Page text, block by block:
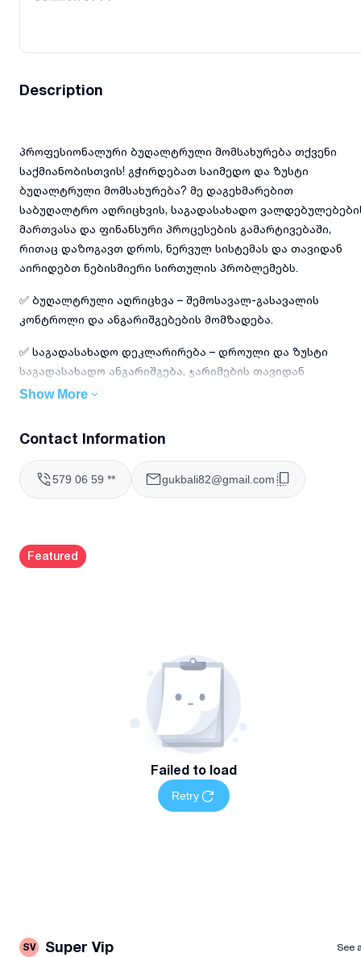
Description
პროფესიონალური ბუღალტრული მომსახურება თქვენი
საქმიანობისთვის! გჭირდებათ საიმედო და ზუსტი
ბუღალტრული მომსახურება? მე დაგეხმარებით
საბუღალტრო აღრიცხვის, საგადასახადო
მართვასა და ფინანსური პროცესების გამარტივებაში,
რითაც დაზოგავთ დროს, ნერვულ სისტემას და თავიდან
აირიდებთ ნებისმიერი სირთულის პრობლემებს.
✅ ბუღალტრული აღრიცხვა – შემოსავალ-გასავალის
კონტროლი და ანგარიშგებების მომზადება.
✅ საგადასახადო დეკლარირება – დროული და ზუსტი
საგადასახადო ანგარიშგება, ჯარიმების თავიდან
ასაცილებლად.
თანამშრომლების ხელფასების და სავალდებულო
გადასახადების მართვა.
✅ ფინანსური კონსულტაცია და ანალიტიკა –
✅ წარმომადგენლობა საგადასახადო ორგანოებთან –
პერსონალური ფასები ყველა ტიპის კომპანიებისთვის!
✔ გამოცდილება და პროფესიონალიზმი – სტაჟი მცირე და
მსხვილი ბიზნესების ბუღალტრული აღრიცხვაში.
სანდო და პროფესიონალურ ხელშია.
✔ შეგიძლიათ ფოკუსირდეთ ბიზნესის განვითარებაზე
Show More
Contact Information
579 06 59 ** gukbali82@gmail.com
Featured
Failed to load
Retry
SV Super Vip See